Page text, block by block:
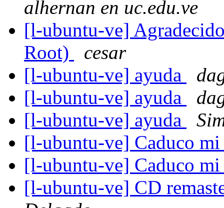
alhernan en uc.edu.ve
[l-ubuntu-ve]
Root)
cesar
[l-ubuntu-ve] ayuda
[l-ubuntu-ve] ayuda
[l-ubuntu-ve] ayuda
[l-ubuntu-ve] Caduco
[l-ubuntu-ve] Caduco
[l-ubuntu-ve] CD